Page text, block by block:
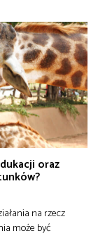
oraz
na rzecz
może być